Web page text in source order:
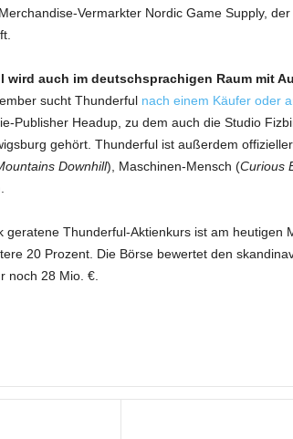
Vermarkter Nordic Game Supply,
wird auch im deutschsprachigen Raum mit
sucht Thunderful nach einem Käufer oder
Publisher Headup, zu dem auch die Studio
gehört. Thunderful ist außerdem
Downhill), Maschinen-Mensch (Curious
geratene Thunderful-Aktienkurs ist am heutigen
20 Prozent. Die Börse bewertet den
noch 28 Mio. €.